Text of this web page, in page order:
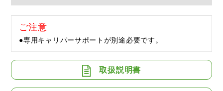
ご注意
●専用キャリパーサポートが別途必要です。
取扱説明書